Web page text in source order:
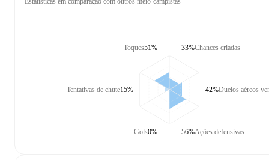
Toques51%
Tentativas de chute15%
Gols0%
Chances criadas
33%
Duelos aéreos
42%
Ações defensivas
56%